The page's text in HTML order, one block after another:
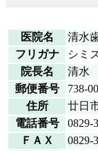
医院名
清水
フリガナ
シミ
院長名
清水
郵便番号
738-
住所
廿日
電話番号
0829-
ＦＡＸ
0829-